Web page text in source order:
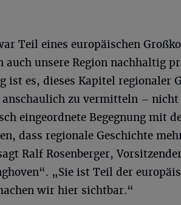
Teil eines europäischen
auch unsere Region nachhaltig
ist es, dieses Kapitel regionaler
zu vermitteln – nicht
eingeordnete Begegnung mit
dass regionale Geschichte
Ralf Rosenberger,
„Sie ist Teil der
wir hier sichtbar.“